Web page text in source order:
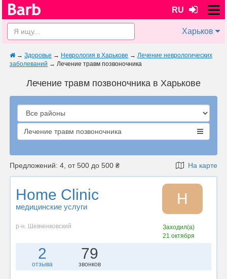
RU
Харьков
→ Здоровье → Неврология в Харькове → Лечение неврологических
заболеваний → Лечение травм позвоночника
Лечение травм позвоночника в Харькове
Лечение травм позвоночника
Предложений: 4, от 500 до 500 ₴ На карте
Home Clinic
медицинские услуги H
р-н. Шевченковский
Заходил(а)
21 октября
2
отзыва
79
звонков